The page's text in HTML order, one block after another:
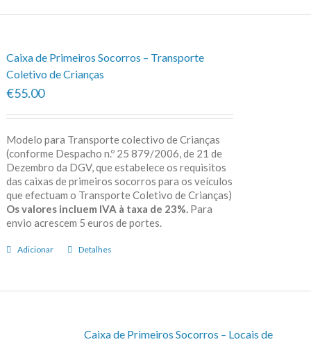
Caixa de Primeiros Socorros – Transporte
Coletivo de Crianças
€55.00
Modelo para Transporte colectivo de Crianças
(conforme Despacho n.º 25 879/2006, de 21 de
Dezembro da DGV, que estabelece os requisitos
das caixas de primeiros socorros para os veículos
que efectuam o Transporte Coletivo de Crianças)
Os valores incluem IVA à taxa de 23%. Para
envio acrescem 5 euros de portes.
Adicionar Detalhes
Caixa de Primeiros Socorros – Locais de